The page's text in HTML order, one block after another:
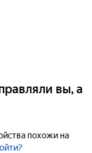
вы, а
похожи на